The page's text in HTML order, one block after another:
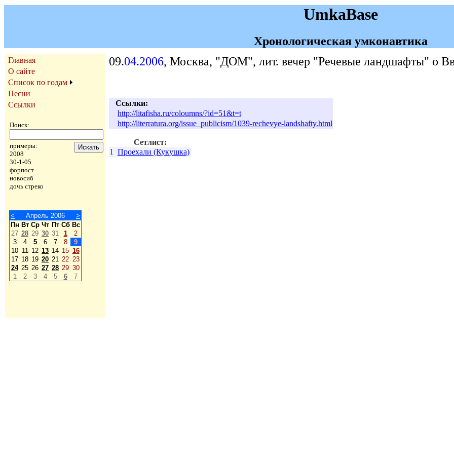
UmkaBase
Хронологическая умконавтика
Главная
О сайте
Список по годам
Песни
Ссылки
Поиск:
примеры:
2008
30-1-05
форпост
новосиб
дочь стреко
< Апрель 2006
>
Пн Вт Ср Чт Пт Сб Вс
27 28 29 30 31 1
2
3
4 5 6 7 8
9
10 11 12 13 14 15 16
17 18 19 20 21 22 23
24 25 26 27 28 29 30
1
2 3 4 5 6 7
09.04.2006, Москва, "ДОМ", лит. вечер "Речевые ландшафты" о
Ссылки:
http://litafisha.ru/coloumns/?id=51&t=t
http://literratura.org/issue_publicism/1039-rechevye-landshafty.html
Сетлист:
1 Проехали (Кукушка)